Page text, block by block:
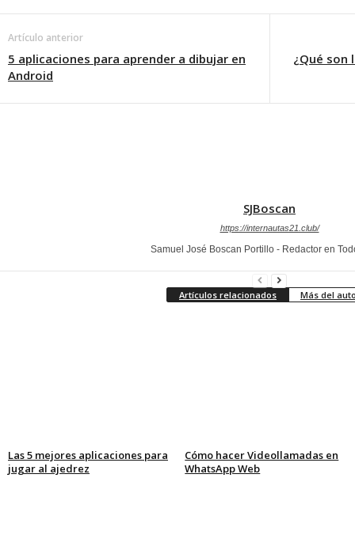
Artículo anterior
5 aplicaciones para aprender a dibujar en
Android
¿Qué son
SJBoscan
https://internautas21.club/
Samuel José Boscan Portillo - Redactor en
Artículos relacionados Más del
Las 5 mejores aplicaciones para
jugar al ajedrez
Cómo hacer Videollamadas en
WhatsApp Web